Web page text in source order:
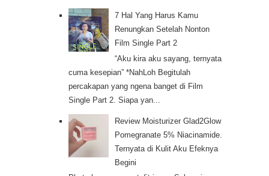
7 Hal Yang Harus Kamu
Renungkan Setelah Nonton
Film Single Part 2
“Aku kira aku sayang, ternyata
cuma kesepian” *NahLoh Begitulah
percakapan yang ngena banget di Film
Single Part 2. Siapa yan...
Review Moisturizer Glad2Glow
Pomegranate 5% Niacinamide.
Ternyata di Kulit Aku Efeknya
Begini